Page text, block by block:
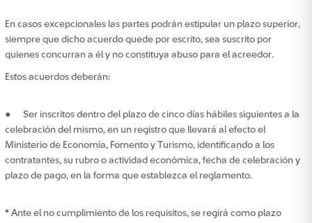
En casos excepcionales las partes podrán estipular un plazo superior,
siempre que dicho acuerdo quede por escrito, sea suscrito por
quienes concurran a él y no constituya abuso para el acreedor.
Estos acuerdos deberán:
● Ser inscritos dentro del plazo de cinco días hábiles siguientes a la
celebración del mismo, en un registro que llevará al efecto el
Ministerio de Economía, Fomento y Turismo, identificando a los
contratantes, su rubro o actividad económica, fecha de celebración y
plazo de pago, en la forma que establezca el reglamento.
* Ante el no cumplimiento de los requisitos, se regirá como plazo